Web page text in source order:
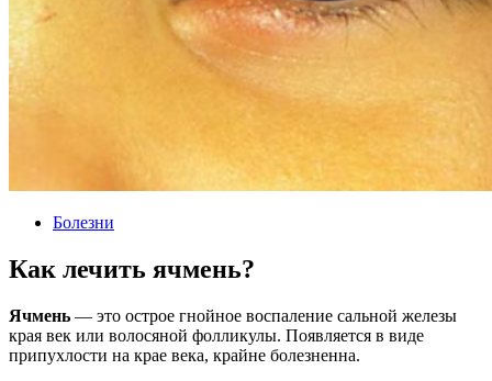
Болезни
Как лечить ячмень?
Ячмень — это острое гнойное воспаление сальной железы
края век или волосяной фолликулы. Появляется в виде
припухлости на крае века, крайне болезненна.